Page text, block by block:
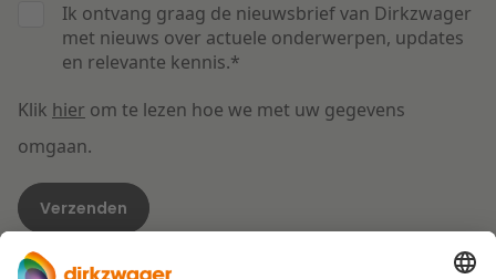
Ik ontvang graag de nieuwsbrief van Dirkzwager
met nieuws over actuele onderwerpen, updates
en relevante kennis.*
Klik hier om te lezen hoe we met uw gegevens
omgaan.